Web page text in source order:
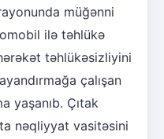
müğənni
ilə təhlükə
təhlükəsizliyini
çalışan
yaşanıb. Çıtak
nəqliyyat vasitəsini